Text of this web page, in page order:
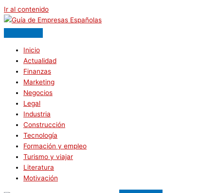
Ir al contenido
Inicio
Actualidad
Finanzas
Marketing
Negocios
Legal
Industria
Construcción
Tecnología
Formación y empleo
Turismo y viajar
Literatura
Motivación